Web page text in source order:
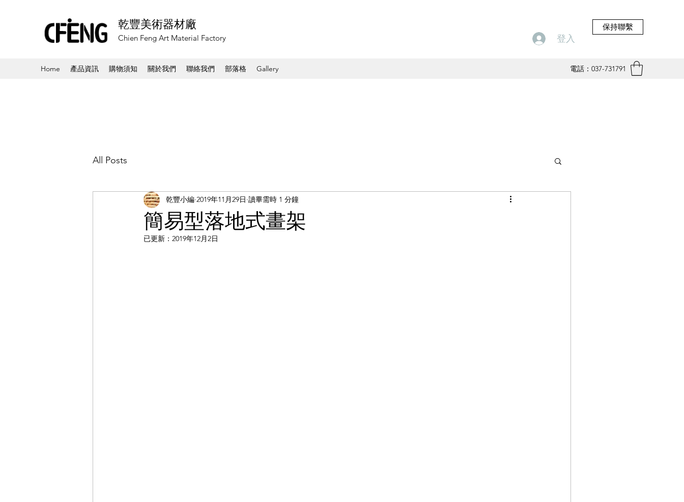
乾豐美術器材廠
Chien Feng Art Material Factory
保持聯繫
Home 產品資訊 購物須知 關於我們 聯絡我們 部落格 Gallery 電話：037-731791
登入
All Posts
簡易型落地式畫架
乾豐小編 2019年11月29日 讀畢需時 1 分鐘
已更新： 2019年12月2日